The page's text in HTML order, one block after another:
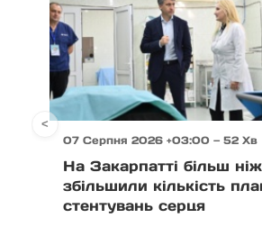
07 Серпня 2026 +03:00 — 52 Хв
На Закарпатті більш ніж
збільшили кількість
стентувань серця
<